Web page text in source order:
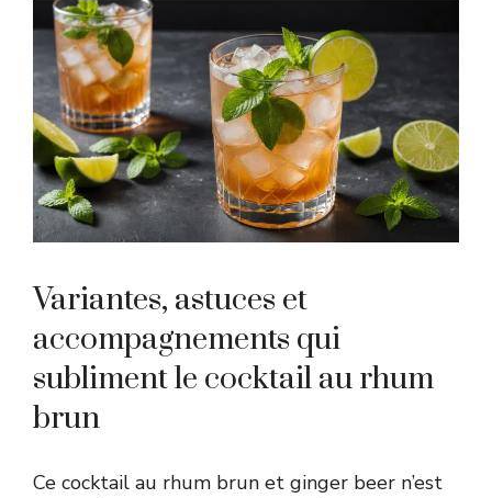
Variantes, astuces et
accompagnements qui
subliment le cocktail au rhum
brun
Ce cocktail au rhum brun et ginger beer n’est